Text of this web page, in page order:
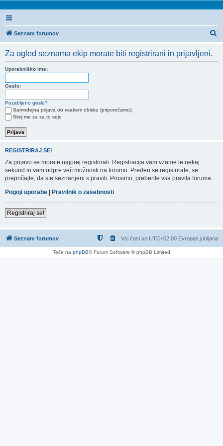
Seznam forumov
Za ogled seznama ekip morate biti registrirani in prijavljeni.
Uporabniško ime:
Geslo:
Pozabljeno geslo?
Samodejna prijava ob vsakem obisku (priporočamo):
Skrij me za za to sejo
REGISTRIRAJ SE!
Za prijavo se morate najprej registrirati. Registracija vam vzame le nekaj
sekund in vam odpre več možnosti na forumu. Preden se registrirate, se
prepričajte, da ste seznanjeni s pravili. Prosimo, preberite vsa pravila foruma.
Pogoji uporabe | Pravilnik o zasebnosti
Registriraj se!
Seznam forumov Vsi časi so UTC+02:00 Evropa/Ljubljana
Teče na phpBB® Forum Software © phpBB Limited